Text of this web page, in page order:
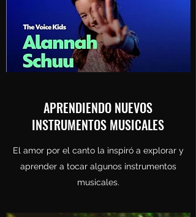
APRENDIENDO NUEVOS
INSTRUMENTOS MUSICALES
El amor por el canto la inspiró a explorar y
aprender a tocar algunos instrumentos
musicales.